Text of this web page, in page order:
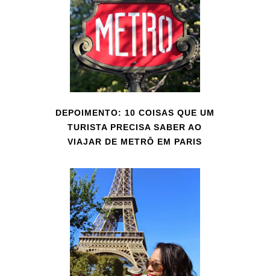
DEPOIMENTO: 10 COISAS QUE UM
TURISTA PRECISA SABER AO
VIAJAR DE METRÔ EM PARIS